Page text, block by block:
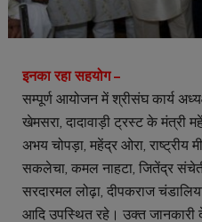
इनका रहा सहयोग –
सम्पूर्ण आयोजन में श्रीसंघ कार्य
खेमसरा, दादावाड़ी ट्रस्ट के मंत्री
अभय चोपड़ा, महेंद्र ओरा, राष्ट्रीय
सकलेचा, कमल नाहटा, जितेंद्र
सरदारमल लोढ़ा, दीपकराज
आदि उपस्थित रहे। उक्त